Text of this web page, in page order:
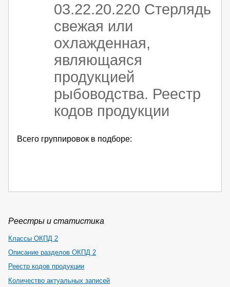
03.22.20.220 Стерлядь
свежая или
охлажденная,
являющаяся
продукцией
рыбоводства. Реестр
кодов продукции
Всего группировок в подборе:
Реестры и статистика
Классы ОКПД 2
Описание разделов ОКПД 2
Реестр кодов продукции
Количество актуальных записей